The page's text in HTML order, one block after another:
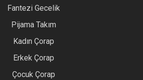
Fantezi Gecelik
Pijama Takım
Kadın Çorap
Erkek Çorap
Çocuk Çorap